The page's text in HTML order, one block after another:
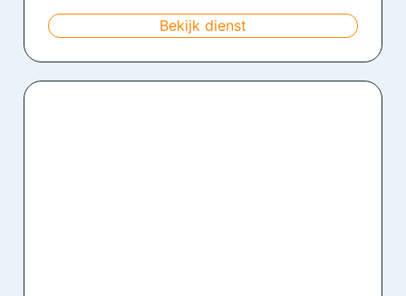
Bekijk dienst